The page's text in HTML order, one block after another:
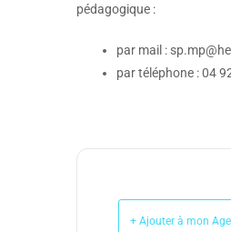
pédagogique :
par mail :
par téléphone : 04
+ Ajouter à mon